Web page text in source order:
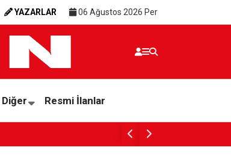
YAZARLAR 06 Ağustos 2026 Per
Diğer Resmi İlanlar